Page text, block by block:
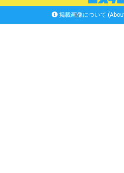
掲載画像について